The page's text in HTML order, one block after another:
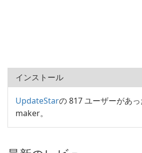
インストール
UpdateStarの 817 ユーザーがあ
maker。